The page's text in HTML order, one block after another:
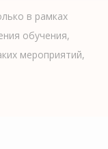
в рамках
обучения,
мероприятий,